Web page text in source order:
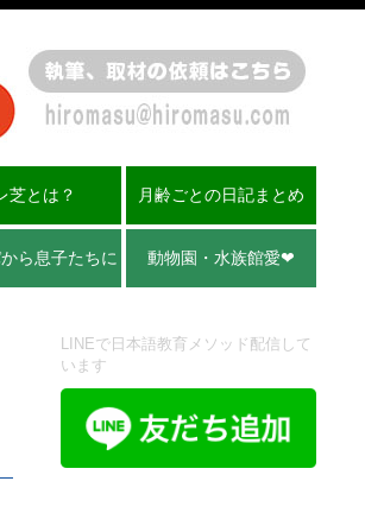
芝とは？ 月齢ごとの日記まとめ
ら息子たちに 動物園・水族館愛❤︎
LINEで日本語教育メソッド配信して
います